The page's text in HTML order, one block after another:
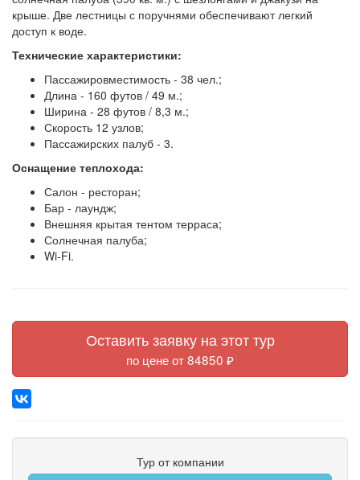
крыше. Две лестницы с поручнями обеспечивают легкий
доступ к воде.
Технические характеристики:
Пассажировместимость - 38 чел.;
Длина - 160 футов / 49 м.;
Ширина - 28 футов / 8,3 м.;
Скорость 12 узлов;
Пассажирских палуб - 3.
Оснащение теплохода:
Салон - ресторан;
Бар - лаундж;
Внешняя крытая тентом терраса;
Солнечная палуба;
Wi-Fi.
Оставить заявку на этот тур
по цене от 84850 ₽
Тур от компании